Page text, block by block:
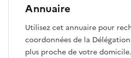
Annuaire
Utilisez cet annuaire pour
coordonnées de la
plus proche de votre domicile.